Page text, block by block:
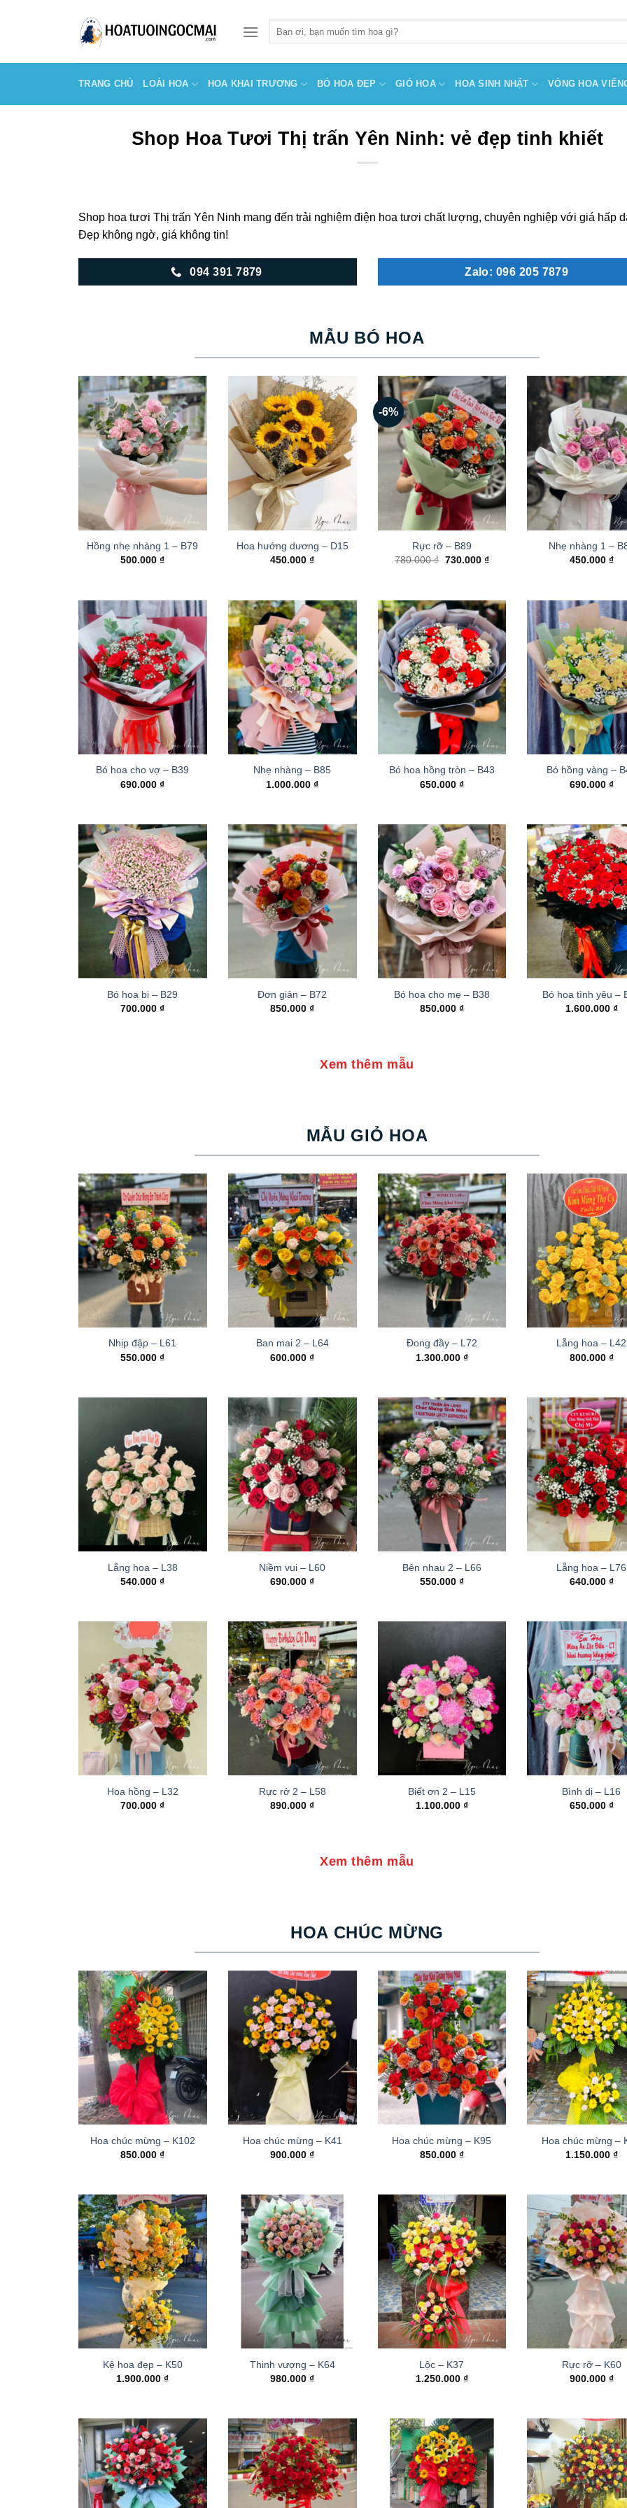
kiếm:
TRANG CHỦ LOÀI HOA HOA KHAI TRƯƠNG BÓ HOA ĐẸP GIỎ HOA HOA SINH NHẬT VÒNG HOA
Shop Hoa Tươi Thị trấn Yên Ninh: vẻ đẹp tinh khiết
Shop hoa tươi Thị trấn Yên Ninh mang đến trải nghiệm điện hoa tươi chất lượng, chuyên nghiệp với giá hấp
Đẹp không ngờ, giá không tin!
094 391 7879 Zalo: 096 205 7879
MẪU BÓ HOA
Hồng nhẹ nhàng 1 – B79
500.000₫
Hoa hướng dương – D15
450.000₫
-6%
Rực rỡ – B89
780.000₫ Giá
730.000 ₫Giá
730.000 ₫.
Nhẹ nhàng 1 –
450.000 ₫
Bó hoa cho vợ – B39
690.000₫
Nhẹ nhàng – B85
1.000.000₫
Bó hoa hồng tròn – B43
650.000 ₫
Bó hồng vàng –
690.000 ₫
Bó hoa bi – B29
700.000₫
Đơn giản – B72
850.000₫
Bó hoa cho mẹ – B38
850.000 ₫
Bó hoa tình yêu –
1.600.000 ₫
Xem thêm mẫu
MẪU GIỎ HOA
Nhịp đập – L61
550.000₫
Ban mai 2 – L64
600.000₫
Đong đầy – L72
1.300.000 ₫
Lẵng hoa – L42
800.000 ₫
Lẵng hoa – L38
540.000₫
Niềm vui – L60
690.000₫
Bên nhau 2 – L66
550.000 ₫
Lẵng hoa – L76
640.000 ₫
Hoa hồng – L32
700.000₫
Rực rở 2 – L58
890.000₫
Biết ơn 2 – L15
1.100.000 ₫
Bình dị – L16
650.000 ₫
Xem thêm mẫu
HOA CHÚC MỪNG
Hoa chúc mừng – K102
850.000₫
Hoa chúc mừng – K41
900.000₫
Hoa chúc mừng – K95
850.000 ₫
Hoa chúc mừng –
1.150.000 ₫
Kệ hoa đẹp – K50
1.900.000₫
Thinh vượng – K64
980.000₫
Lộc – K37
1.250.000 ₫
Rực rỡ – K60
900.000 ₫